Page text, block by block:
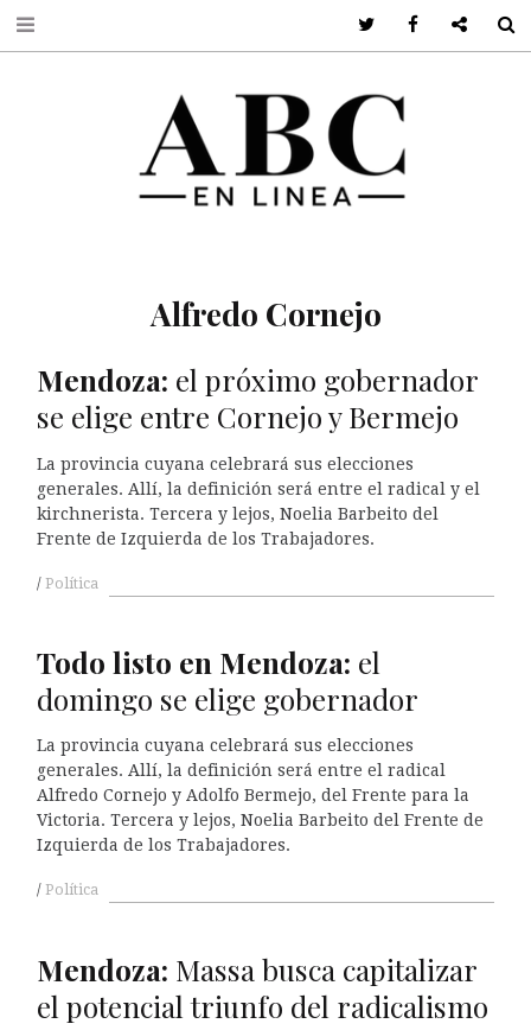
Alfredo Cornejo
Mendoza: el próximo gobernador
se elige entre Cornejo y Bermejo
La provincia cuyana celebrará sus elecciones
generales. Allí, la definición será entre el radical y el
kirchnerista. Tercera y lejos, Noelia Barbeito del
Frente de Izquierda de los Trabajadores.
Política
Todo listo en Mendoza: el
domingo se elige gobernador
La provincia cuyana celebrará sus elecciones
generales. Allí, la definición será entre el radical
Alfredo Cornejo y Adolfo Bermejo, del Frente para la
Victoria. Tercera y lejos, Noelia Barbeito del Frente de
Izquierda de los Trabajadores.
Política
Mendoza: Massa busca capitalizar
el potencial triunfo del radicalismo
Twitter FacebookGoogle +